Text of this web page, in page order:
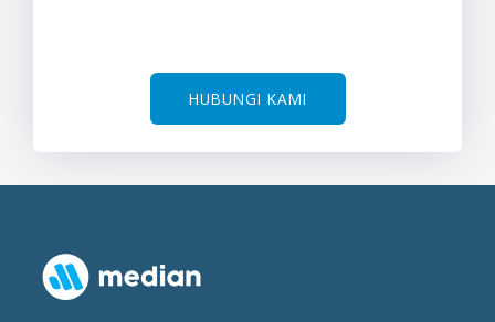
HUBUNGI KAMI